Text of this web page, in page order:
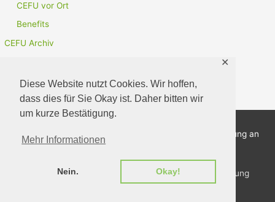
Diese Website nutzt Cookies. Wir hoffen,
dass dies für Sie Okay ist. Daher bitten wir
um kurze Bestätigung.
Mehr Informationen
Nein. Okay!
✕
CEFU vor Ort
Benefits
CEFU Archiv
Kontakt
Copyright
2026 Centrum für Unternehmensentwicklung an
Startseite Über uns
Datenschutzerklärung